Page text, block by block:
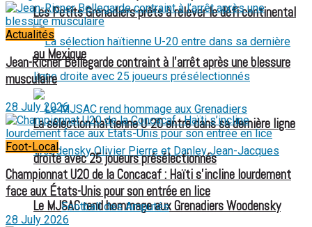
Les Petits Grenadiers prêts à relever le défi continental
au Mexique
Le MJSAC rend hommage aux Grenadiers Woodensky
La sélection haïtienne U-20 entre dans sa dernière ligne
droite avec 25 joueurs présélectionnés
Football des Amputés
Actualités
Jean-Ricner Bellegarde contraint à l’arrêt après une blessure
musculaire
28 July 2026
Foot-Local
Championnat U20 de la Concacaf : Haïti s’incline lourdement
face aux États-Unis pour son entrée en lice
28 July 2026